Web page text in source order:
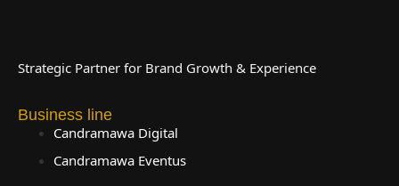
Strategic Partner for Brand Growth & Experience
Business line
Candramawa Digital
Candramawa Eventus